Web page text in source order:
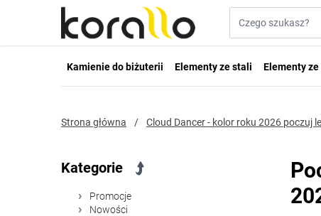
Przejdź do treści
Kamienie do biżuterii Elementy ze stali Elementy
Strona główna / Cloud Dancer - kolor roku 2026 poczuj
Kategorie
Promocje
Nowości